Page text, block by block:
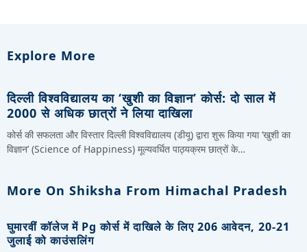
Explore More
दिल्ली विश्वविद्यालय का ‘खुशी का विज्ञान’ कोर्स: दो साल में
2000 से अधिक छात्रों ने लिया दाखिला
कोर्स की सफलता और विस्तार दिल्ली विश्वविद्यालय (डीयू) द्वारा शुरू किया गया ‘खुशी का
विज्ञान’ (Science of Happiness) मूल्यवर्धित पाठ्यक्रम छात्रों के…
More On Shiksha From Himachal Pradesh
घुमारवीं कॉलेज में Pg कोर्स में दाखिले के लिए 206 आवेदन, 20-21
जुलाई को काउंसलिंग